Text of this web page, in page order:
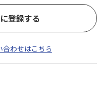
登録する
わせはこちら